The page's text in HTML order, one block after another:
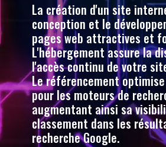
La création d'un site
conception et le
pages web attractives et
L'hébergement assure la
l'accès continu de votre
Le référencement
pour les moteurs de
augmentant ainsi sa
classement dans les
recherche Google.